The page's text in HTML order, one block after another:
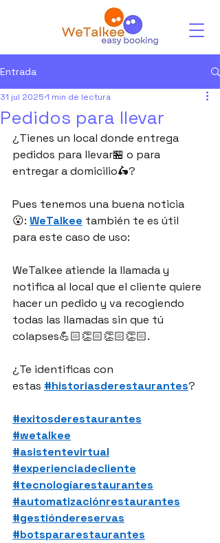
Entrada
Pedidos para llevar
31 jul 2025 1 min de lectura
¿Tienes un local donde entrega
pedidos para llevar🏪 o para
entregar a domicilio🛵?
Pues tenemos una buena noticia
😮: WeTalkee también te es útil
para este caso de uso:
WeTalkee atiende la llamada y
notifica al local que el cliente quiere
hacer un pedido y va recogiendo
todas las llamadas sin que tú
colapses💪🏻👏🏻👏🏻👏🏻.
¿Te identificas con
estas #historiasderestaurantes?
#exitosderestaurantes
#wetalkee
#asistentevirtual
#experienciadecliente
#tecnologíarestaurantes
#automatizaciónrestaurantes
#gestióndereservas
#botspararestaurantes